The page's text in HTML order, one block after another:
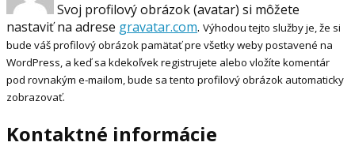
Svoj profilový obrázok (avatar) si môžete
nastaviť na adrese gravatar.com. Výhodou tejto služby je, že si
bude váš profilový obrázok pamätať pre všetky weby postavené na
WordPress, a keď sa kdekoľvek registrujete alebo vložíte komentár
pod rovnakým e-mailom, bude sa tento profilový obrázok automaticky
zobrazovať.
Kontaktné informácie